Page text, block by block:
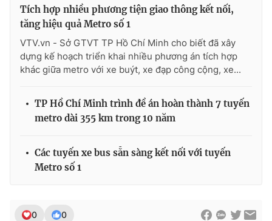
Tích hợp nhiều phương tiện giao thông kết nối,
tăng hiệu quả Metro số 1
VTV.vn - Sở GTVT TP Hồ Chí Minh cho biết đã xây
dựng kế hoạch triển khai nhiều phương án tích hợp
khác giữa metro với xe buýt, xe đạp công cộng, xe...
TP Hồ Chí Minh trình đề án hoàn thành 7 tuyến
metro dài 355 km trong 10 năm
Các tuyến xe bus sẵn sàng kết nối với tuyến
Metro số 1
0 0